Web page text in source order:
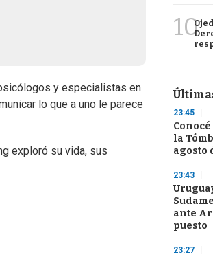
y especialistas en
lo que a uno le parece
exploró su vida, sus
10
23:45
la
agosto
23:43
ante
puesto
23:27